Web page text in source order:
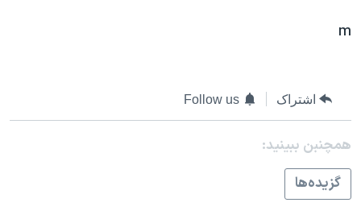
اسرائیل در جنگ
نرگس محمدی برنده جایزه نوبل صلح
همایش محافظه‌کاران آمریکا «سی‌پک»
m
اشتراک Follow us
همچنبن ببینید:
گزيده‌ها